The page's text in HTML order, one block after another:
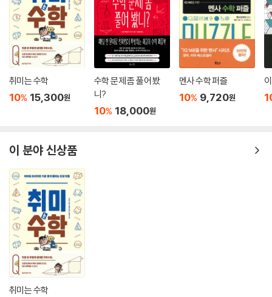
취미는 수학
10% 15,300원
수학 문제 좀 풀어 봤
니?
10% 18,000원
멘사 수학 퍼즐
10% 9,720원
이 분야 신상품
취미는 수학